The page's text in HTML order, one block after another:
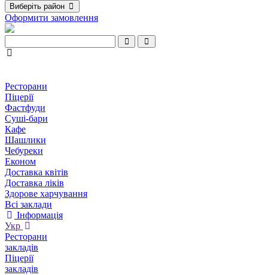
Виберіть район
Оформити замовлення
Ресторани
Піцерії
Фастфуди
Суші-бари
Кафе
Шашлики
Чебуреки
Економ
Доставка квітів
Доставка ліків
Здорове харчування
Всі заклади
Інформація
Укр
Ресторани
закладів
Піцерії
закладів